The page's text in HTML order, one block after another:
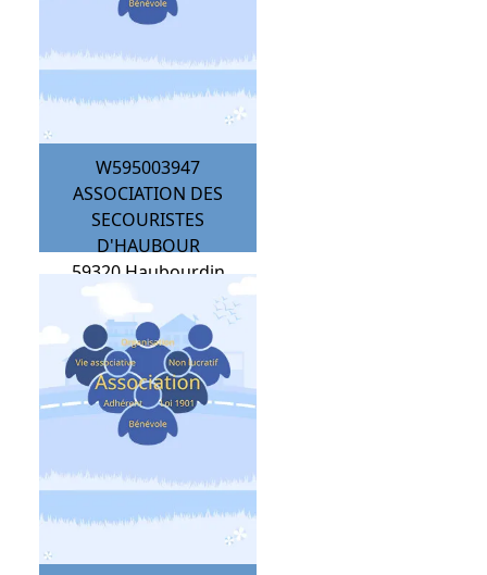
W595003947
ASSOCIATION DES
SECOURISTES
D'HAUBOUR
59320 Haubourdin